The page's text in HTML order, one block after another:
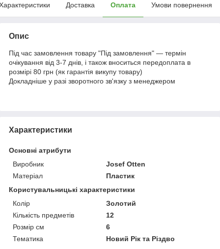
Доставка Оплата Умови повернення
Опис
Під час замовлення товару "Під замовлення" — термін
очікування від 3-7 днів, і також вноситься передоплата в
розмірі 80 грн (як гарантія викупу товару)
Докладніше у разі зворотного зв'язку з менеджером
Характеристики
Основні атрибути
Виробник
Josef Otten
Матеріал
Пластик
Користувальницькі характеристики
Колір
Золотий
Кількість предметів
12
Розмір см
6
Тематика
Новий Рік та Різдво